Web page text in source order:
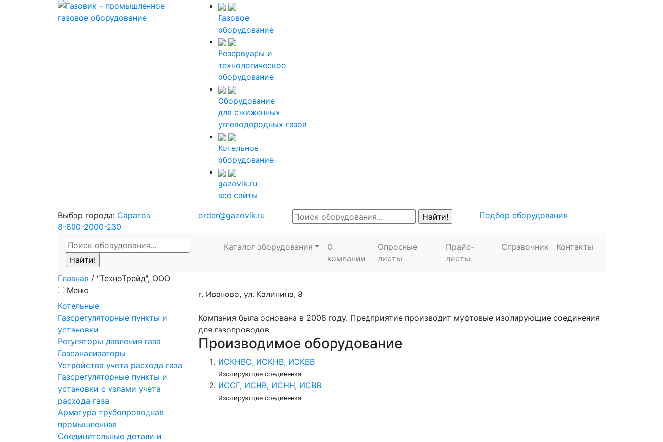
Газовое
оборудование
Резервуары и
технологическое
оборудование
Оборудование
для сжиженных
углеводородных газов
Котельное
оборудование
gazovik.ru —
все сайты
Выбор города: Саратов
8-800-2000-230
order@gazovik.ru Подбор оборудования
Каталог оборудования
О
компании
Опросные
листы
Прайс-
листы
Справочник Контакты
Главная / "ТехноТрейд", ООО
Меню
Котельные
Газорегуляторные пункты и
установки
Регуляторы давления газа
Газоанализаторы
Устройства учета расхода газа
Газорегуляторные пункты и
установки с узлами учета
расхода газа
Арматура трубопроводная
промышленная
Соединительные детали и
г. Иваново, ул. Калинина, 8
Компания была основана в 2008 году. Предприятие производит муфтовые изолирующие соединения
для газопроводов.
Производимое оборудование
ИСКНВС, ИСКНВ, ИСКВВ
Изолирующие соединения
ИССГ, ИСНВ, ИСНН, ИСВВ
Изолирующие соединения